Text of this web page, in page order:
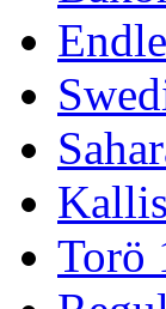
Kallis
Torö